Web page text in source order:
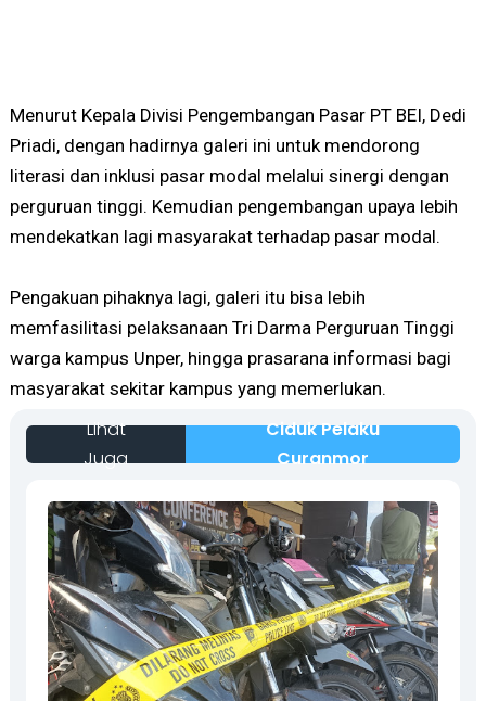
Menurut Kepala Divisi Pengembangan Pasar PT BEI, Dedi
Priadi, dengan hadirnya galeri ini untuk mendorong
literasi dan inklusi pasar modal melalui sinergi dengan
perguruan tinggi. Kemudian pengembangan upaya lebih
mendekatkan lagi masyarakat terhadap pasar modal.
Pengakuan pihaknya lagi, galeri itu bisa lebih
memfasilitasi pelaksanaan Tri Darma Perguruan Tinggi
warga kampus Unper, hingga prasarana informasi bagi
masyarakat sekitar kampus yang memerlukan.
Lihat
Juga
Ciduk Pelaku
Curanmor